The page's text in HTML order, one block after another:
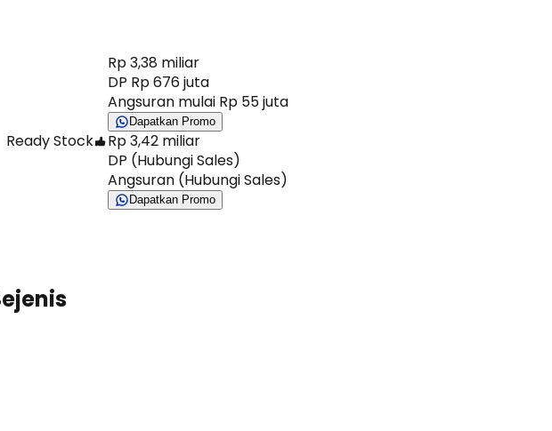
Rp 3,38 miliar
DP Rp 676 juta
Angsuran mulai Rp 55 juta
Dapatkan Promo
Ready Stock
Rp 3,42 miliar
DP (Hubungi Sales)
Angsuran (Hubungi Sales)
Dapatkan Promo